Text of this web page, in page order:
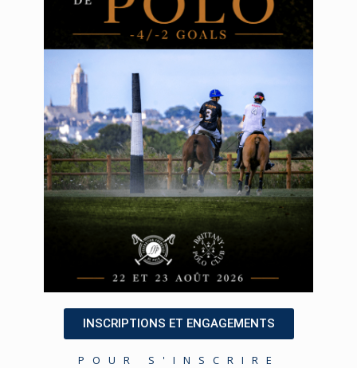
INSCRIPTIONS ET ENGAGEMENTS
POUR S'INSCRIRE